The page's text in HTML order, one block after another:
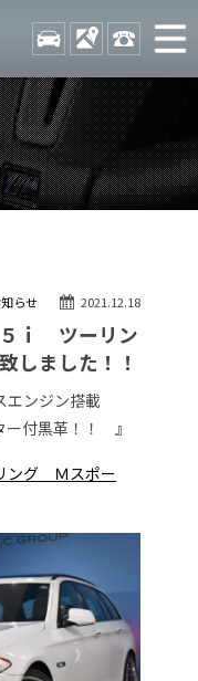
プ BMW専門 八
STOCK ACCESS 042-
在庫リスト
店舗紹介
アクセスマップ
自動車保険
リクルート
スタッフblog
2021.12.18
らせ
ｉ ツーリン
ました！！
エンジン搭載
付黒革！！ 』
グ Ｍスポー